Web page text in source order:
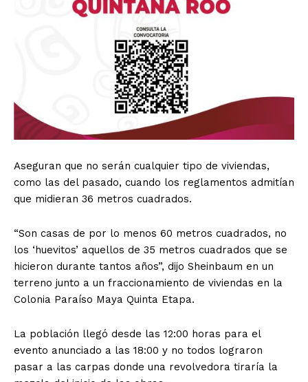
Aseguran que no serán cualquier tipo de viviendas,
como las del pasado, cuando los reglamentos admitían
que midieran 36 metros cuadrados.
“Son casas de por lo menos 60 metros cuadrados, no
los ‘huevitos’ aquellos de 35 metros cuadrados que se
hicieron durante tantos años”, dijo Sheinbaum en un
terreno junto a un fraccionamiento de viviendas en la
Colonia Paraíso Maya Quinta Etapa.
La población llegó desde las 12:00 horas para el
evento anunciado a las 18:00 y no todos lograron
pasar a las carpas donde una revolvedora tiraría la